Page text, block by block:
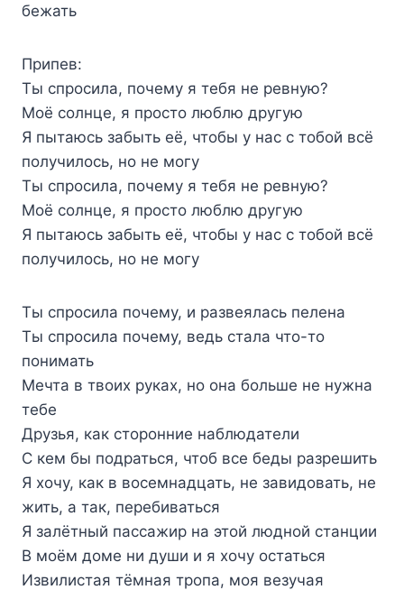
бежать
Припев:
Ты спросила, почему я тебя не ревную?
Моё солнце, я просто люблю другую
Я пытаюсь забыть её, чтобы у нас с тобой всё
получилось, но не могу
Ты спросила, почему я тебя не ревную?
Моё солнце, я просто люблю другую
Я пытаюсь забыть её, чтобы у нас с тобой всё
получилось, но не могу
Ты спросила почему, и развеялась пелена
Ты спросила почему, ведь стала что-то
понимать
Мечта в твоих руках, но она больше не нужна
тебе
Друзья, как сторонние наблюдатели
С кем бы подраться, чтоб все беды разрешить
Я хочу, как в восемнадцать, не завидовать, не
жить, а так, перебиваться
Я залётный пассажир на этой людной станции
В моём доме ни души и я хочу остаться
Извилистая тёмная тропа, моя везучая